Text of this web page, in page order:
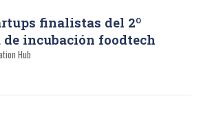
finalistas del 2º
de incubación foodtech
Hub